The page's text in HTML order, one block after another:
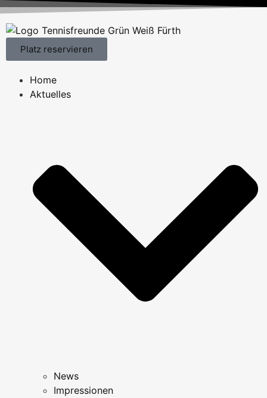
Platz reservieren
Home
Aktuelles
News
Impressionen